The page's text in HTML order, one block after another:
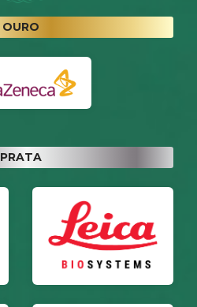
OURO
PRATA